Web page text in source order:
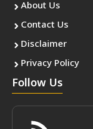
About Us
Contact Us
Disclaimer
Privacy Policy
Follow Us